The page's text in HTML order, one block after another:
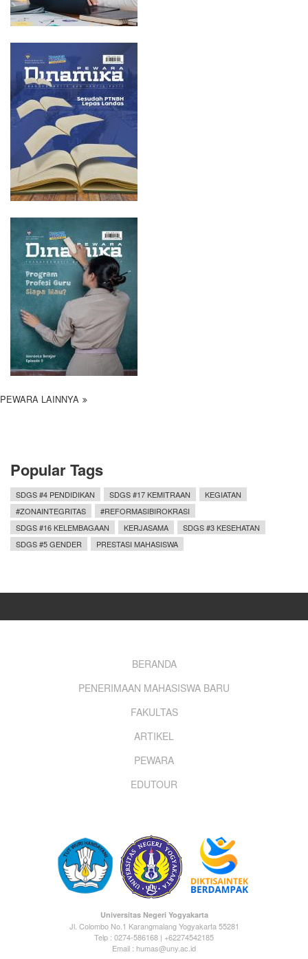
PEWARA LAINNYA
Popular Tags
SDGS #4 PENDIDIKAN SDGS #17 KEMITRAAN
KEGIATAN
#ZONAINTEGRITAS
#REFORMASIBIROKRASI
SDGS #16 KELEMBAGAAN
KERJASAMA
SDGS #3 KESEHATAN
SDGS #5 GENDER
PRESTASI MAHASISWA
BERANDA
PENERIMAAN MAHASISWA BARU
FAKULTAS
ARTIKEL
PEWARA
EDUTOUR
Universitas Negeri Yogyakarta
Jl. Colombo No.1 Karangmalang Yogyakarta 55281
Telp : 0274-586168 | +62274542185
Email : humas@uny.ac.id